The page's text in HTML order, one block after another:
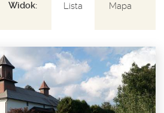
Widok: Lista Mapa